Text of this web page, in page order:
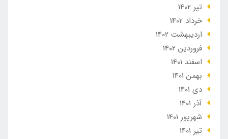
تير 1402
خرداد 1402
ارديبهشت 1402
فروردین 1402
اسفند 1401
بهمن 1401
دی 1401
آذر 1401
شهریور 1401
تير 1401